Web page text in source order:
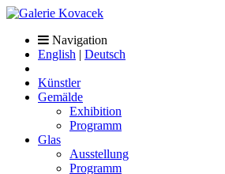
Navigation
English | Deutsch
Künstler
Gemälde
Exhibition
Programm
Glas
Ausstellung
Programm